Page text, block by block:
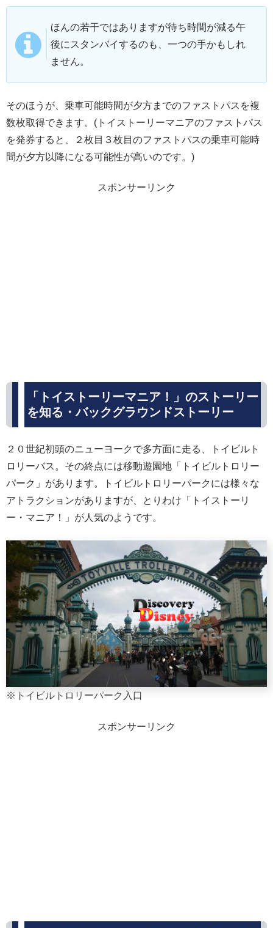
ほんの若干ではありますが待ち時間が減る午
後にスタンバイするのも、一つの手かもしれ
ません。
そのほうが、乗車可能時間が夕方までのファストパスを複
数枚取得できます。(トイストーリーマニアのファストパス
を発券すると、２枚目３枚目のファストパスの乗車可能時
間が夕方以降になる可能性が高いのです。)
スポンサーリンク
「トイストーリーマニア！」のストーリー
を知る・バックグラウンドストーリー
２０世紀初頭のニューヨークで多方面に走る、トイビルト
ロリーバス。その終点には移動遊園地「トイビルトロリー
パーク」があります。トイビルトロリーパークには様々な
アトラクションがありますが、とりわけ「トイストーリ
ー・マニア！」が人気のようです。
※トイビルトロリーパーク入口
スポンサーリンク